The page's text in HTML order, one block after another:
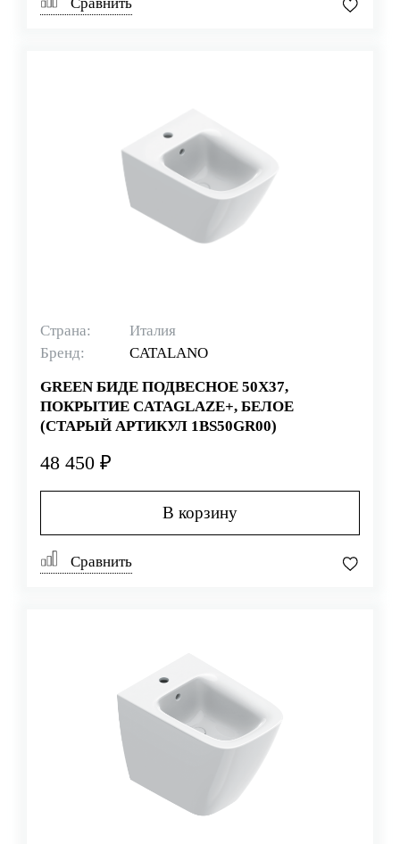
Страна:
Италия
Бренд:
CATALANO
GREEN БИДЕ ПОДВЕСНОЕ 50Х37,
ПОКРЫТИЕ CATAGLAZE+, БЕЛОЕ
(СТАРЫЙ АРТИКУЛ 1BS50GR00)
48 450 ₽
В корзину
Сравнить